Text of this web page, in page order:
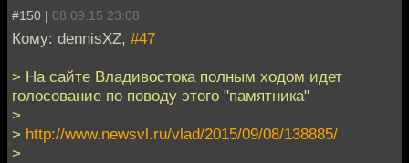
#150 | 08.09.15 23:08
Кому: dennisXZ, #47
> На сайте Владивостока полным ходом идет
голосование по поводу этого "памятника"
>
> http://www.newsvl.ru/vlad/2015/09/08/138885/
>